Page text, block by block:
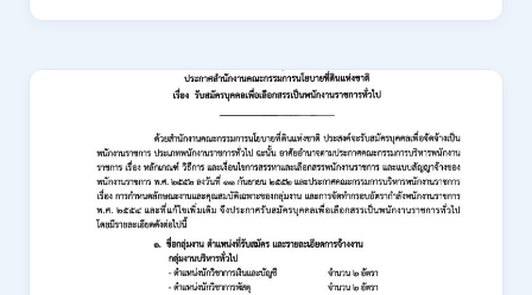
3
10
สิงหาคม
2569
การเกษตร
สหกรณ์
การเกษตร
(ธ.ก.ส.)
เปิด
รับ
สมัคร
บุคคล
เพื่อ
เป็น
พนักงาน